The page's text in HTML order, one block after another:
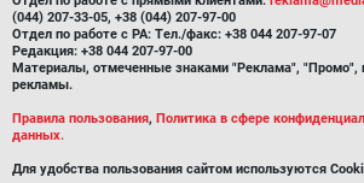
(044) 207-33-05, +38 (044) 207-97-00
Отдел по работе с РА: Тел./факс: +38 044 207-97-07
Редакция: +38 044 207-97-00
Материалы, отмеченные знаками "Реклама", "Промо",
рекламы.
Правила пользования, Политика в сфере
данных.
Для удобства пользования сайтом используются